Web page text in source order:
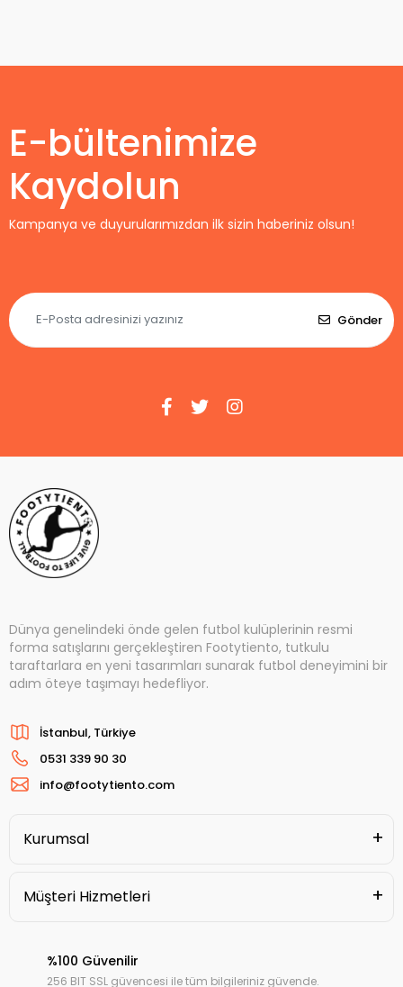
E-bültenimize
Kaydolun
Kampanya ve duyurularımızdan ilk sizin haberiniz olsun!
Gönder
Dünya genelindeki önde gelen futbol kulüplerinin resmi
forma satışlarını gerçekleştiren Footytiento, tutkulu
taraftarlara en yeni tasarımları sunarak futbol deneyimini bir
adım öteye taşımayı hedefliyor.
İstanbul, Türkiye
0531 339 90 30
info@footytiento.com
Kurumsal
Müşteri Hizmetleri
%100 Güvenilir
256 BIT SSL güvencesi ile tüm bilgileriniz güvende.